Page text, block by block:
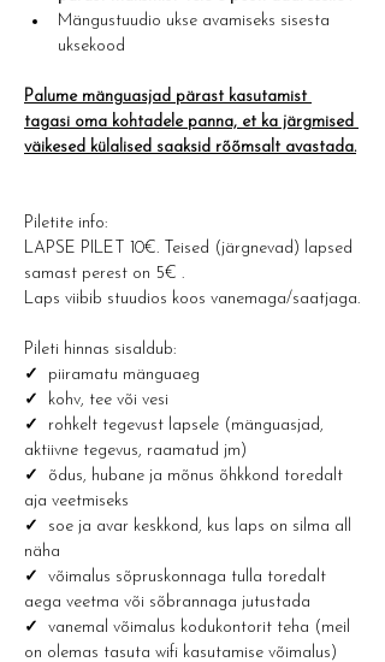
Mängustuudio ukse avamiseks sisesta
uksekood
Palume mänguasjad pärast kasutamist
tagasi oma kohtadele panna, et ka järgmised
väikesed külalised saaksid rõõmsalt avastada.
Piletite info:
LAPSE PILET 10€. Teised (järgnevad) lapsed
samast perest on 5€ .
Laps viibib stuudios koos vanemaga/saatjaga.
Pileti hinnas sisaldub:
✓
piiramatu mänguaeg
✓ kohv, tee või vesi
✓ rohkelt tegevust lapsele (mänguasjad,
aktiivne tegevus, raamatud jm)
✓ õdus, hubane ja mõnus õhkkond toredalt
aja veetmiseks
✓ soe ja avar keskkond, kus laps on silma all
näha
✓ võimalus sõpruskonnaga tulla toredalt
aega veetma või sõbrannaga jutustada
✓ vanemal võimalus kodukontorit teha (meil
on olemas tasuta wifi kasutamise võimalus)